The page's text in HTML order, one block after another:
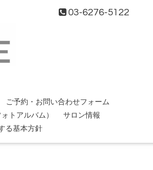
03-6276-5122
ご予約・お問い合わせフォーム
トアルバム）
サロン情報
る基本方針